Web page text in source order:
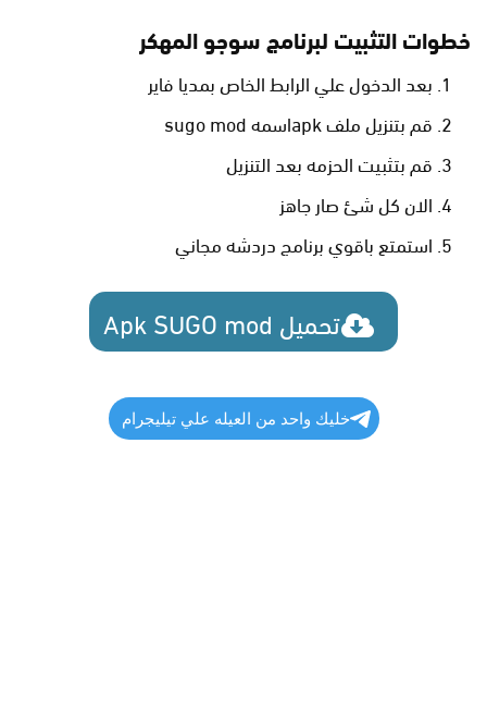
خطوات التثبيت لبرنامج سوجو المهكر
بعد الدخول علي الرابط الخاص بمديا فاير
قم بتنزيل ملف apkاسمه sugo mod
قم بتثبيت الحزمه بعد التنزيل
الان كل شئ صار جاهز
استمتع باقوي برنامج دردشه مجاني
تحميل Apk SUGO mod
خليك واحد من العيله علي تيليجرام